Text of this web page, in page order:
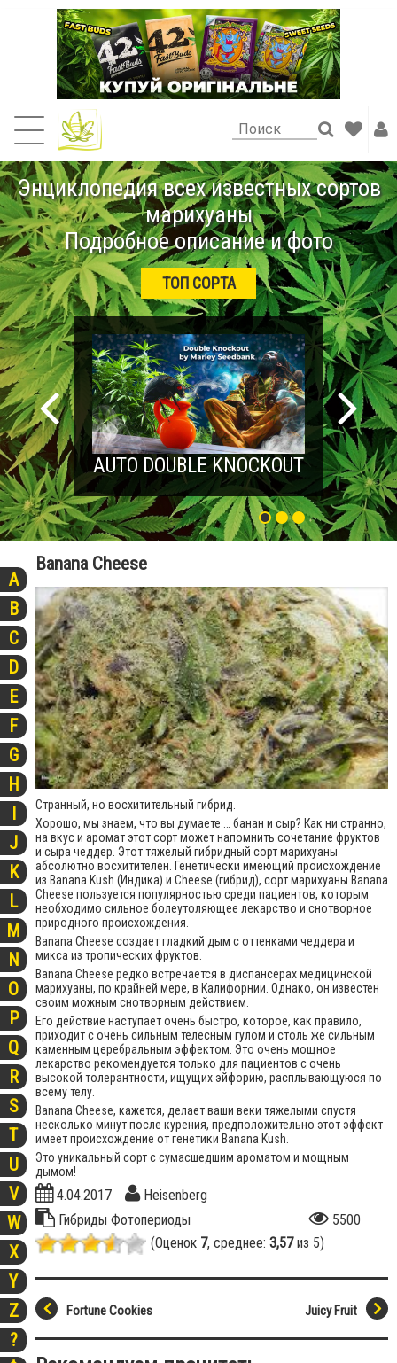
Энциклопедия всех известных сортов
марихуаны
Подробное описание и фото
ТОП СОРТА
AUTO DOUBLE KNOCKOUT
A
B
C
D
E
F
G
H
I
J
K
L
M
N
O
P
Q
R
S
T
U
V
W
X
Y
Z
?
Banana Cheese
Странный, но восхитительный гибрид.
Хорошо, мы знаем, что вы думаете … банан и сыр? Как ни странно,
на вкус и аромат этот сорт может напомнить сочетание фруктов
и сыра чеддер. Этот тяжелый гибридный сорт марихуаны
абсолютно восхитителен. Генетически имеющий происхождение
из Banana Kush (Индика) и Cheese (гибрид), сорт марихуаны Banana
Cheese пользуется популярностью среди пациентов, которым
необходимо сильное болеутоляющее лекарство и снотворное
природного происхождения.
Banana Cheese создает гладкий дым с оттенками чеддера и
микса из тропических фруктов.
Banana Cheese редко встречается в диспансерах медицинской
марихуаны, по крайней мере, в Калифорнии. Однако, он известен
своим можным снотворным действием.
Его действие наступает очень быстро, которое, как правило,
приходит с очень сильным телесным гулом и столь же сильным
каменным церебральным эффектом. Это очень мощное
лекарство рекомендуется только для пациентов с очень
высокой толерантности, ищущих эйфорию, расплывающуюся по
всему телу.
Banana Cheese, кажется, делает ваши веки тяжелыми спустя
несколько минут после курения, предположительно этот эффект
имеет происхождение от генетики Banana Kush.
Это уникальный сорт с сумасшедшим ароматом и мощным
дымом!
4.04.2017
Heisenberg
Гибриды Фотопериоды
5500
(Оценок 7, среднее: 3,57из 5)
Juicy Fruit
Fortune Cookies